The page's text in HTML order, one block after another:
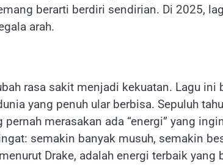
berarti berdiri sendirian. Di 2025,
arah.
rasa sakit menjadi kekuatan. Lagu ini
yang penuh ular berbisa. Sepuluh
merasakan ada “energi” yang
semakin banyak musuh, semakin
Drake, adalah energi terbaik yang